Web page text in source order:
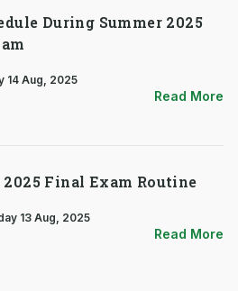
During Summer 2025
14 Aug, 2025
Read More
2025 Final Exam Routine
13 Aug, 2025
Read More